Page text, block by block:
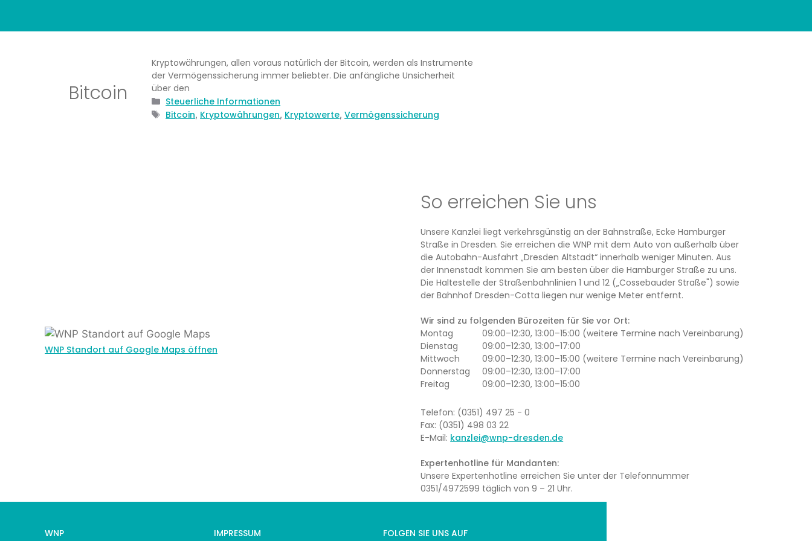
Bitcoin
Kryptowährungen, allen voraus natürlich der Bitcoin, werden als Instrumente
der Vermögenssicherung immer beliebter. Die anfängliche Unsicherheit
über den
Kategorien
Steuerliche Informationen
Schlagwörter
Bitcoin, Kryptowährungen, Kryptowerte,Vermögenssicherung
WNP Standort auf Google Maps öffnen
So erreichen Sie uns
Unsere Kanzlei liegt verkehrsgünstig an der Bahnstraße, Ecke Hamburger
Straße in Dresden. Sie erreichen die WNP mit dem Auto von außerhalb über
die Autobahn-Ausfahrt „Dresden Altstadt“ innerhalb weniger Minuten. Aus
der Innenstadt kommen Sie am besten über die Hamburger Straße zu uns.
Die Haltestelle der Straßenbahnlinien 1 und 12 („Cossebauder Straße") sowie
der Bahnhof Dresden-Cotta liegen nur wenige Meter entfernt.
Wir sind zu folgenden Bürozeiten für Sie vor Ort:
Montag
09:00–12:30, 13:00–15:00 (weitere Termine nach Vereinbarung)
Dienstag
09:00–12:30, 13:00–17:00
Mittwoch
09:00–12:30, 13:00–15:00 (weitere Termine nach Vereinbarung)
Donnerstag
09:00–12:30, 13:00–17:00
Freitag
09:00–12:30, 13:00–15:00
Telefon: (0351) 497 25 - 0
Fax: (0351) 498 03 22
E-Mail: kanzlei@wnp-dresden.de
Expertenhotline für Mandanten:
Unsere Expertenhotline erreichen Sie unter der Telefonnummer
0351/4972599 täglich von 9 – 21 Uhr.
WNP
IMPRESSUM FOLGEN SIE UNS AUF